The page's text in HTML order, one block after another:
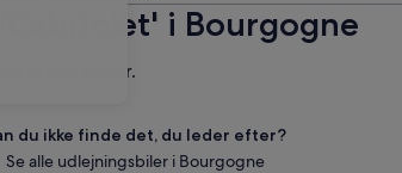
i Bourgogne
priser.
du ikke finde det, du leder efter?
Se alle udlejningsbiler i Bourgogne